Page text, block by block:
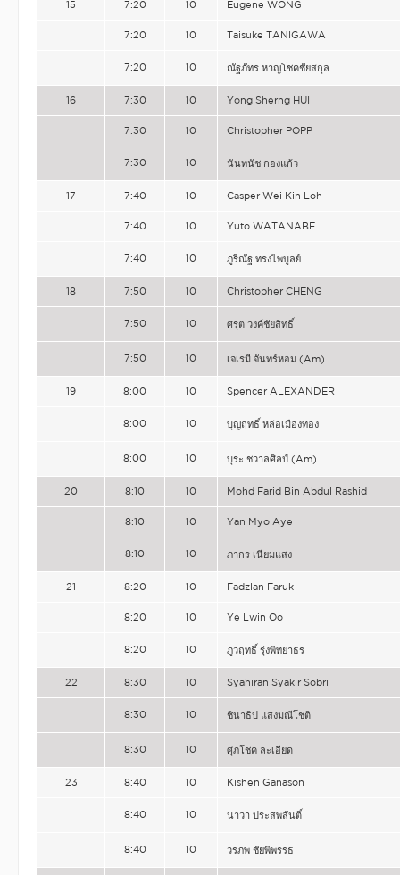
15 7:20 10 Eugene WONG
7:20 10 Taisuke TANIGAWA
7:20 10 ณัฐภัทร หาญโชคชัยสกุล
16 7:30 10 Yong Sherng HUI
7:30 10 Christopher POPP
7:30 10 นันทนัช กองแก้ว
17 7:40 10 Casper Wei Kin Loh
7:40 10 Yuto WATANABE
7:40 10 ภูริณัฐ ทรงไพบูลย์
18 7:50 10 Christopher CHENG
7:50 10 ศรุต วงค์ชัยสิทธิ์
7:50 10 เจเรมี จันทร์หอม (Am)
19 8:00 10 Spencer ALEXANDER
8:00 10 บุญฤทธิ์ หล่อเมืองทอง
8:00 10 บุระ ชวาลศิลป์ (Am)
20 8:10 10 Mohd Farid Bin Abdul Rashid
8:10 10 Yan Myo Aye
8:10 10 ภากร เนียมแสง
21 8:20 10 Fadzlan Faruk
8:20 10 Ye Lwin Oo
8:20 10 ภูวฤทธิ์ รุ่งพิทยาธร
22 8:30 10 Syahiran Syakir Sobri
8:30 10 ชินาธิป แสงมณีโชติ
8:30 10 ศุภโชค ละเอียด
23 8:40 10 Kishen Ganason
8:40 10 นาวา ประสพสันติ์
8:40 10 วรภพ ชัยพิพรรธ